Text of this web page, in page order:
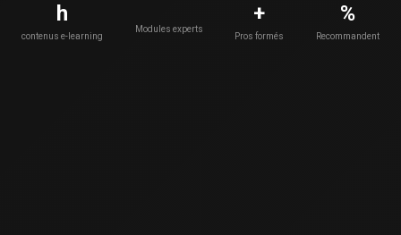
h
contenus e-learning
Modules experts
+
Pros formés
%
Recommandent